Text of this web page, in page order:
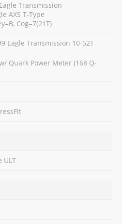
Transmission
AXS T-Type
Cog=7(21T)
Eagle Transmission 10-52T
w/ Quark Power Meter (168 Q-
ULT